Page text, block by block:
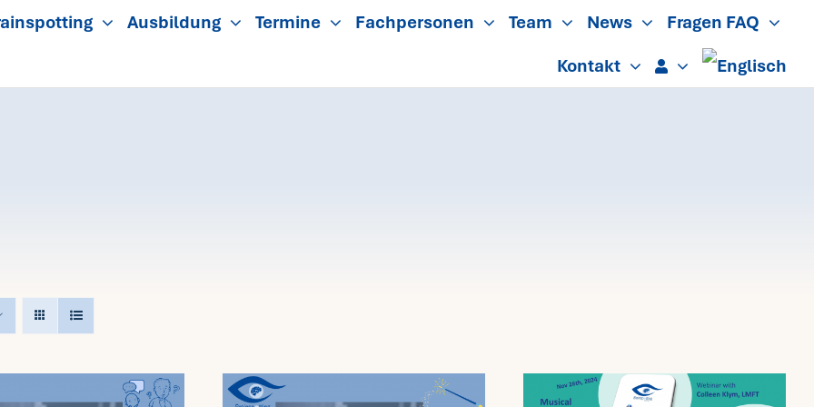
Ausbildung Termine Fachpersonen Team News
Fragen FAQ
Kontakt